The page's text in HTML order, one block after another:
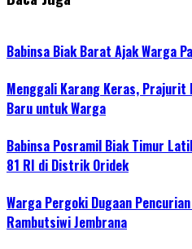
Babinsa Biak Barat Ajak Warga
Menggali Karang Keras, Prajurit
Baru untuk Warga
Babinsa Posramil Biak Timur
81 RI di Distrik Oridek
Warga Pergoki Dugaan
Rambutsiwi Jembrana